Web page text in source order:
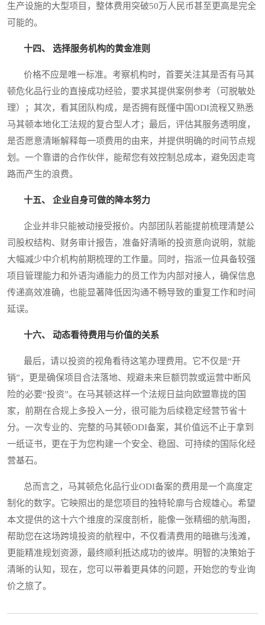
生产设施的大型项目，整体费用突破50万人民币甚至更高是完全
可能的。
十四、 选择服务机构的黄金准则
价格不应是唯一标准。考察机构时，首要关注其是否有马其
顿危化品行业的直接成功经验，要求其提供案例参考（可脱敏处
理）；其次，看其团队构成，是否拥有既懂中国ODI流程又熟悉
马其顿本地化工法规的复合型人才；最后，评估其服务透明度，
是否愿意清晰解释每一项费用的由来，并提供明确的时间节点规
划。一个靠谱的合作伙伴，能帮您有效控制总成本，避免因走弯
路而产生的浪费。
十五、 企业自身可做的降本努力
企业并非只能被动接受报价。内部团队若能提前梳理清楚公
司股权结构、财务审计报告，准备好清晰的投资意向说明，就能
大幅减少中介机构前期梳理的工作量。同时，指派一位具备较强
项目管理能力和外语沟通能力的员工作为内部对接人，确保信息
传递高效准确，也能显著降低因沟通不畅导致的重复工作和时间
延误。
十六、 动态看待费用与价值的关系
最后，请以投资的视角看待这笔办理费用。它不仅是“开
销”，更是确保项目合法落地、规避未来巨额罚款或运营中断风
险的必要“投资”。在马其顿这样一个法规日益向欧盟靠拢的国
家，前期在合规上多投入一分，很可能为后续稳定经营节省十
分。一次专业的、完整的马其顿ODI备案，其价值远不止于拿到
一纸证书，更在于为您构建一个安全、稳固、可持续的国际化经
营基石。
总而言之，马其顿危化品行业ODI备案的费用是一个高度定
制化的数字。它映照出的是您项目的独特轮廓与合规雄心。希望
本文提供的这十六个维度的深度剖析，能像一张精细的航海图，
帮助您在这场跨境投资的航程中，不仅看清费用的暗礁与浅滩，
更能精准规划资源，最终顺利抵达成功的彼岸。明智的决策始于
清晰的认知，现在，您可以带着更具体的问题，开始您的专业询
价之旅了。